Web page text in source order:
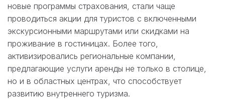
новые программы страхования, стали чаще
проводиться акции для туристов с включенными
экскурсионными маршрутами или скидками на
проживание в гостиницах. Более того,
активизировались региональные компании,
предлагающие услуги аренды не только в столице,
но и в областных центрах, что способствует
развитию внутреннего туризма.